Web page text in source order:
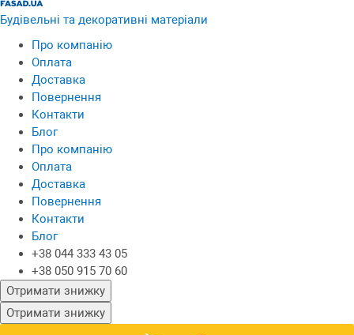
Будівельні та декоративні матеріали
Про компанію
Оплата
Доставка
Повернення
Контакти
Блог
Про компанію
Оплата
Доставка
Повернення
Контакти
Блог
+38 044 333 43 05
+38 050 915 70 60
Отримати знижку
Отримати знижку